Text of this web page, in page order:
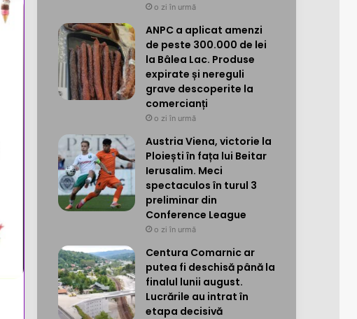
o zi în urmă
ANPC a aplicat amenzi
de peste 300.000 de lei
la Bâlea Lac. Produse
expirate și nereguli
grave descoperite la
comercianți
o zi în urmă
Austria Viena, victorie la
Ploiești în fața lui Beitar
Ierusalim. Meci
spectaculos în turul 3
preliminar din
Conference League
o zi în urmă
Centura Comarnic ar
putea fi deschisă până la
finalul lunii august.
Lucrările au intrat în
etapa decisivă